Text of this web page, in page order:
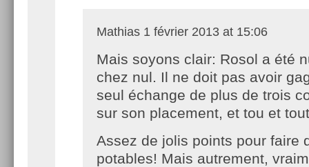
Mathias 1 février 2013 at 15:06
Mais soyons clair: Rosol a été
chez nul. Il ne doit pas avoir
seul échange de plus de trois
sur son placement, et tou et
Assez de jolis points pour faire
potables! Mais autrement,